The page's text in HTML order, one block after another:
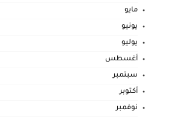
مايو
يونيو
يوليو
أغسطس
سبتمبر
أكتوبر
نوفمبر